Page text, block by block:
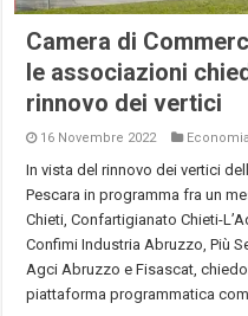
Camera di
le associazioni
rinnovo dei vertici
16 Novembre 2022 Economia
In vista del rinnovo dei vertici
Pescara in programma fra un
Chieti, Confartigianato Chieti-
Confimi Industria Abruzzo, Più
Agci Abruzzo e Fisascat,
piattaforma programmatica